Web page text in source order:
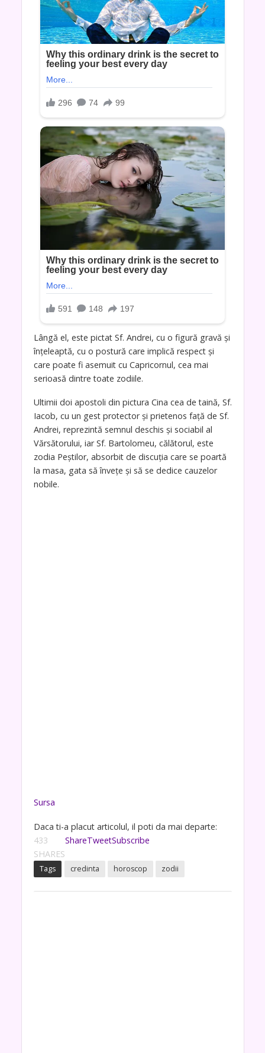
Lângă el, este pictat Sf. Andrei, cu o figură gravă și
înțeleaptă, cu o postură care implică respect și
care poate fi asemuit cu Capricornul, cea mai
serioasă dintre toate zodiile.
Ultimii doi apostoli din pictura Cina cea de taină, Sf.
Iacob, cu un gest protector și prietenos față de Sf.
Andrei, reprezintă semnul deschis și sociabil al
Vărsătorului, iar Sf. Bartolomeu, călătorul, este
zodia Peștilor, absorbit de discuția care se poartă
la masa, gata să învețe și să se dedice cauzelor
nobile.
Sursa
Daca ti-a placut articolul, il poti da mai departe:
433
SHARES
ShareTweetSubscribe
Tags credinta horoscop zodii